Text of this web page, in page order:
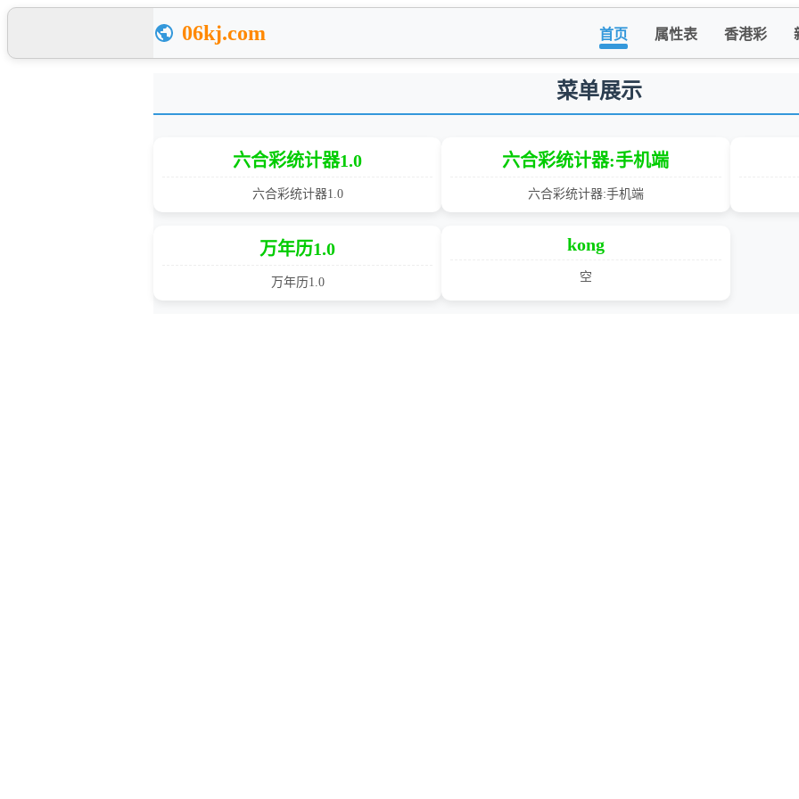
06kj.com 首页 属性表 香港彩
菜单展示
六合彩统计器1.0
六合彩统计器1.0
六合彩统计器:手机端
六合彩统计器:手机端
万年历1.0
万年历1.0
kong
空